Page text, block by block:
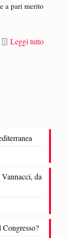
a pari merito
Leggi tutto
da